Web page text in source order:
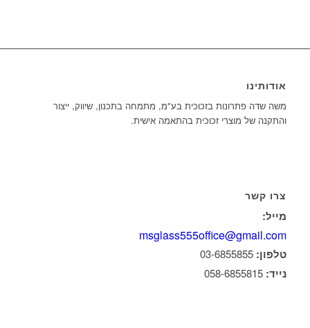
אודותינו
משה שדה פתרונות בזכוכית בע"מ, מתמחה בתכנון, שיווק, ייצור
והתקנה של מוצרי זכוכית בהתאמה אישית.
צרו קשר
מייל:
msglass555office@gmail.com
טלפון:
נייד: 058-6855815